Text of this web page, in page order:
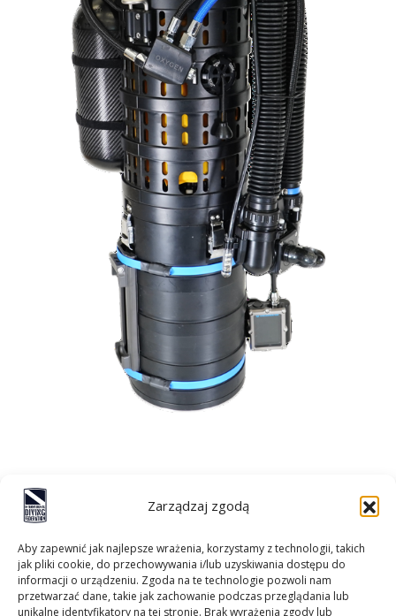
Zarządzaj zgodą
Aby zapewnić jak najlepsze wrażenia, korzystamy z technologii, takich
jak pliki cookie, do przechowywania i/lub uzyskiwania dostępu do
informacji o urządzeniu. Zgoda na te technologie pozwoli nam
przetwarzać dane, takie jak zachowanie podczas przeglądania lub
unikalne identyfikatory na tej stronie. Brak wyrażenia zgody lub